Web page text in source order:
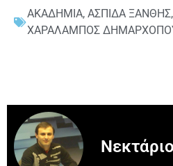
ΑΚΑΔΗΜΙΑ, ΑΣΠΙΔΑ ΞΑΝΘΗΣ,
ΧΑΡΑΛΑΜΠΟΣ